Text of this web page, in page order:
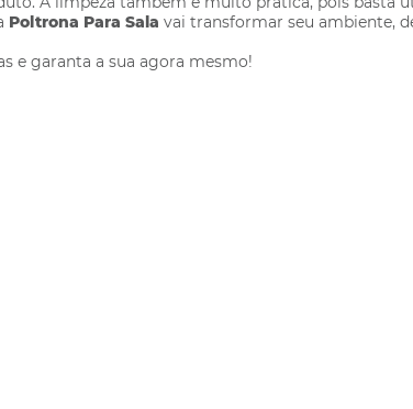
Poltrona Para Sala vai transformar seu ambiente,
e garanta a sua agora mesmo!